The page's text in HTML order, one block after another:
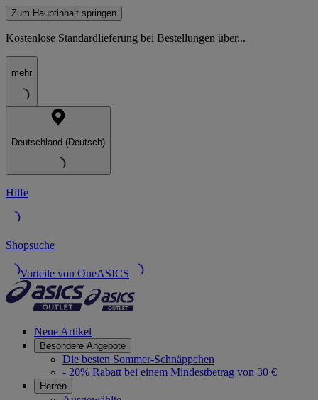
Zum Hauptinhalt springen
Kostenlose Standardlieferung bei Bestellungen über...
mehr
Deutschland (Deutsch)
Hilfe
Shopsuche
Vorteile von OneASICS
Neue Artikel
Besondere Angebote
Die besten Sommer-Schnäppchen
- 20% Rabatt bei einem Mindestbetrag von 30 €
Herren